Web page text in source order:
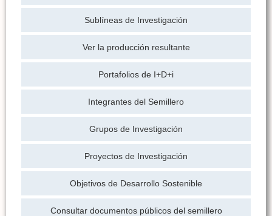
Sublíneas de Investigación
Ver la producción resultante
Portafolios de I+D+i
Integrantes del Semillero
Grupos de Investigación
Proyectos de Investigación
Objetivos de Desarrollo Sostenible
Consultar documentos públicos del semillero